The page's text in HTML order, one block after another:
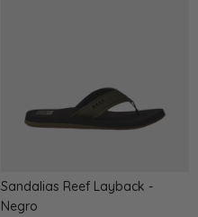
Sandalias Reef Layback -
Negro